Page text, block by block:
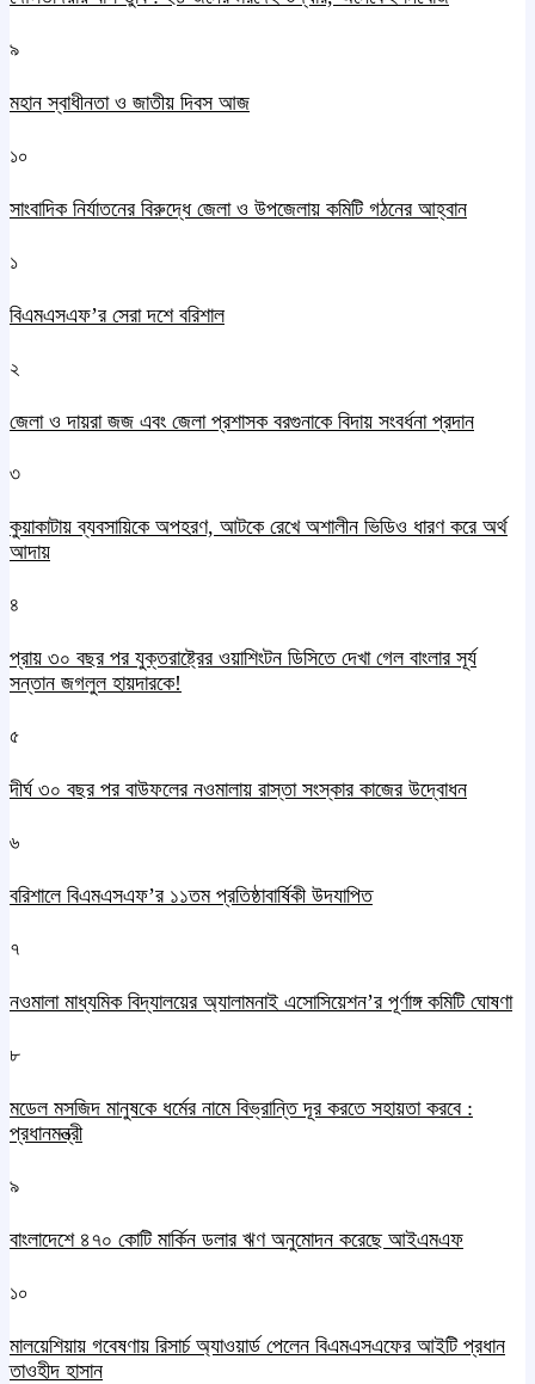
৯
মহান স্বাধীনতা ও জাতীয় দিবস আজ
১০
সাংবাদিক নির্যাতনের বিরুদ্ধে জেলা ও উপজেলায় কমিটি গঠনের আহ্বান
১
বিএমএসএফ’র সেরা দশে বরিশাল
২
জেলা ও দায়রা জজ এবং জেলা প্রশাসক বরগুনাকে বিদায় সংবর্ধনা প্রদান
৩
কুয়াকাটায় ব্যবসায়িকে অপহরণ, আটকে রেখে অশালীন ভিডিও ধারণ করে অর্থ
আদায়
৪
প্রায় ৩০ বছর পর যুক্তরাষ্ট্রের ওয়াশিংটন ডিসিতে দেখা গেল বাংলার সূর্য
সন্তান জগলুল হায়দারকে!
৫
দীর্ঘ ৩০ বছর পর বাউফলের নওমালায় রাস্তা সংস্কার কাজের উদ্বোধন
৬
বরিশালে বিএমএসএফ’র ১১তম প্রতিষ্ঠাবার্ষিকী উদযাপিত
৭
নওমালা মাধ্যমিক বিদ্যালয়ের অ্যালামনাই এসোসিয়েশন’র পূর্ণাঙ্গ কমিটি ঘোষণা
৮
মডেল মসজিদ মানুষকে ধর্মের নামে বিভ্রান্তি দূর করতে সহায়তা করবে :
প্রধানমন্ত্রী
৯
বাংলাদেশে ৪৭০ কোটি মার্কিন ডলার ঋণ অনুমোদন করেছে আইএমএফ
১০
মালয়েশিয়ায় গবেষণায় রিসার্চ অ্যাওয়ার্ড পেলেন বিএমএসএফের আইটি প্রধান
তাওহীদ হাসান